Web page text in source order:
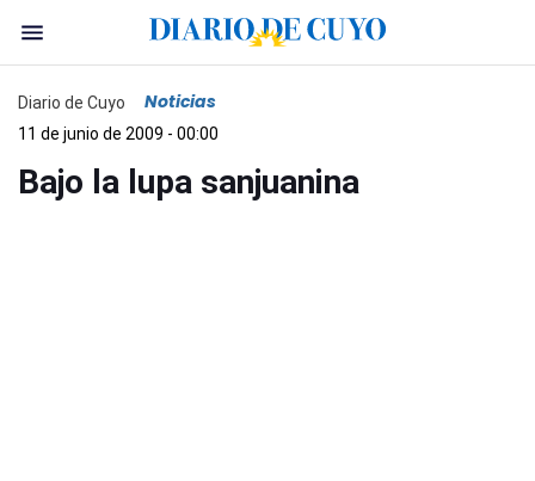
Diario de Cuyo Noticias
11 de junio de 2009 - 00:00
Bajo la lupa sanjuanina